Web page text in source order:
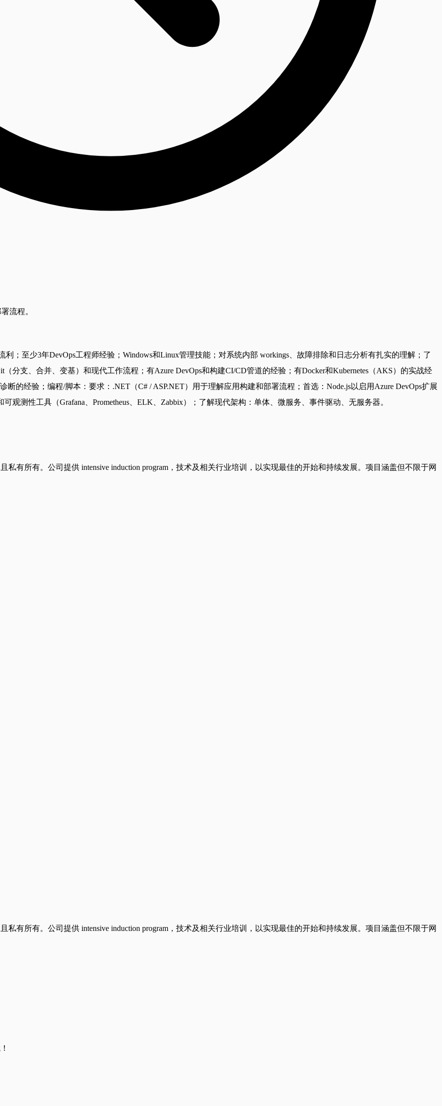
流程。
；至少3年DevOps工程师经验；Windows和Linux管理技能；对系统内部 workings、故障排除和日志分析有扎实的理解；了
分支、合并、变基）和现代工作流程；有Azure DevOps和构建CI/CD管道的经验；有Docker和Kubernetes（AKS）的实战经
断的经验；编程/脚本：要求：.NET（C# / ASP.NET）用于理解应用构建和部署流程；首选：Node.js以启用Azure DevOps扩展
观测性工具（Grafana、Prometheus、ELK、Zabbix）；了解现代架构：单体、微服务、事件驱动、无服务器。
私有所有。公司提供 intensive induction program，技术及相关行业培训，以实现最佳的开始和持续发展。项目涵盖但不限于网
私有所有。公司提供 intensive induction program，技术及相关行业培训，以实现最佳的开始和持续发展。项目涵盖但不限于网